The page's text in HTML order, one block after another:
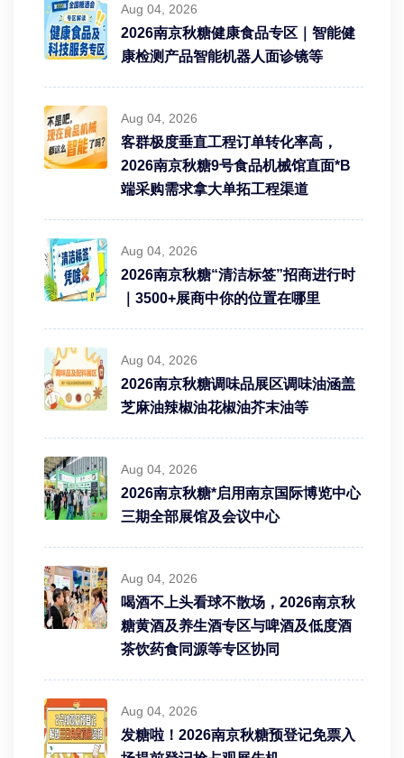
Aug 04, 2026
2026南京秋糖健康食品专区｜智能健
康检测产品智能机器人面诊镜等
Aug 04, 2026
客群极度垂直工程订单转化率高，
2026南京秋糖9号食品机械馆直面*B
端采购需求拿大单拓工程渠道
Aug 04, 2026
2026南京秋糖“清洁标签”招商进行时
｜3500+展商中你的位置在哪里
Aug 04, 2026
2026南京秋糖调味品展区调味油涵盖
芝麻油辣椒油花椒油芥末油等
Aug 04, 2026
2026南京秋糖*启用南京国际博览中心
三期全部展馆及会议中心
Aug 04, 2026
喝酒不上头看球不散场，2026南京秋
糖黄酒及养生酒专区与啤酒及低度酒
茶饮药食同源等专区协同
Aug 04, 2026
发糖啦！2026南京秋糖预登记免票入